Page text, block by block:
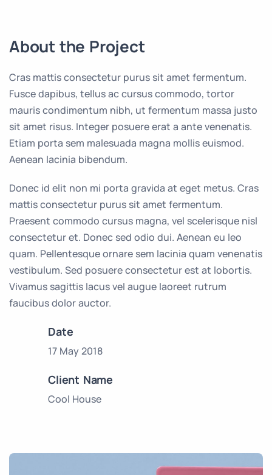
About the Project
Cras mattis consectetur purus sit amet fermentum.
Fusce dapibus, tellus ac cursus commodo, tortor
mauris condimentum nibh, ut fermentum massa justo
sit amet risus. Integer posuere erat a ante venenatis.
Etiam porta sem malesuada magna mollis euismod.
Aenean lacinia bibendum.
Donec id elit non mi porta gravida at eget metus. Cras
mattis consectetur purus sit amet fermentum.
Praesent commodo cursus magna, vel scelerisque nisl
consectetur et. Donec sed odio dui. Aenean eu leo
quam. Pellentesque ornare sem lacinia quam venenatis
vestibulum. Sed posuere consectetur est at lobortis.
Vivamus sagittis lacus vel augue laoreet rutrum
faucibus dolor auctor.
Date
17 May 2018
Client Name
Cool House